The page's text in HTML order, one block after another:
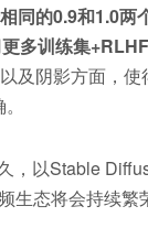
同的0.9和1.0两
更多训练集+RLHF
及阴影方面，
，以Stable
生态将会持续繁